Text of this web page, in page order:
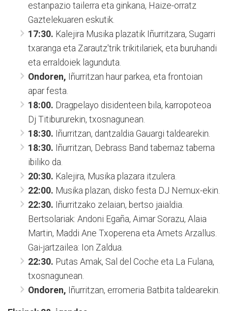
estanpazio tailerra eta ginkana, Haize-orratz
Gaztelekuaren eskutik.
17:30. Kalejira Musika plazatik Iñurritzara, Sugarri
txaranga eta Zarautz'trik trikitilariek, eta buruhandi
eta erraldoiek lagunduta.
Ondoren, Iñurritzan haur parkea, eta frontoian
apar festa.
18:00. Dragpelayo disidenteen bila, karropoteoa
Dj Titibururekin, txosnagunean.
18:30. Iñurritzan, dantzaldia Gauargi taldearekin.
18:30. Iñurritzan, Debrass Band tabernaz taberna
ibiliko da.
20:30. Kalejira, Musika plazara itzulera.
22:00. Musika plazan, disko festa DJ Nemux-ekin.
22:30. Iñurritzako zelaian, bertso jaialdia.
Bertsolariak: Andoni Egaña, Aimar Sorazu, Alaia
Martin, Maddi Ane Txoperena eta Amets Arzallus.
Gai-jartzailea: Ion Zaldua.
22:30. Putas Amak, Sal del Coche eta La Fulana,
txosnagunean.
Ondoren, Iñurritzan, erromeria Batbita taldearekin.